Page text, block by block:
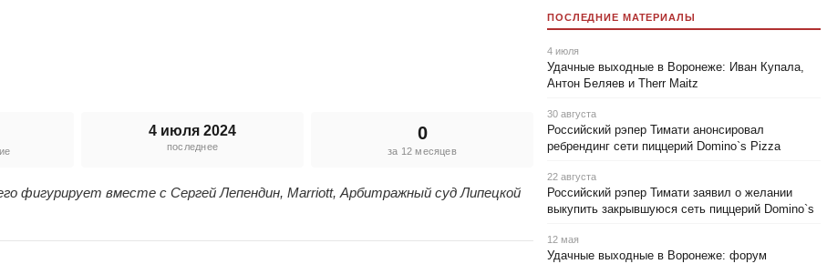
4 июля 2024
последнее
0
за 12 месяцев
фигурирует вместе с Сергей Лепендин, Marriott, Арбитражный суд Липецкой
ПОСЛЕДНИЕ МАТЕРИАЛЫ
4 июля
Удачные выходные в Воронеже: Иван Купала,
Антон Беляев и Therr Maitz
30 августа
Российский рэпер Тимати анонсировал
ребрендинг сети пиццерий Domino`s Pizza
22 августа
Российский рэпер Тимати заявил о желании
выкупить закрывшуюся сеть пиццерий Domino`s
12 мая
Удачные выходные в Воронеже: форум